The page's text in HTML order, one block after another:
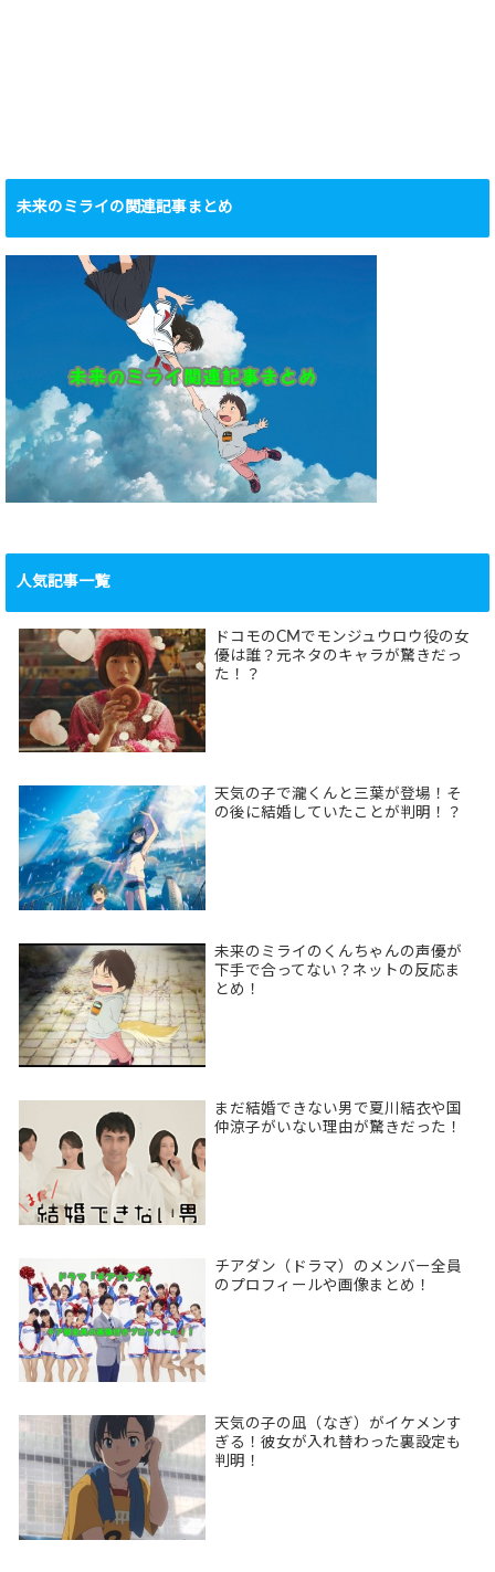
未来のミライの関連記事まとめ
人気記事一覧
ドコモのCMでモンジュウロウ役の女
優は誰？元ネタのキャラが驚きだっ
た！？
天気の子で瀧くんと三葉が登場！そ
の後に結婚していたことが判明！？
未来のミライのくんちゃんの声優が
下手で合ってない？ネットの反応ま
とめ！
まだ結婚できない男で夏川結衣や国
仲涼子がいない理由が驚きだった！
チアダン（ドラマ）のメンバー全員
のプロフィールや画像まとめ！
天気の子の凪（なぎ）がイケメンす
ぎる！彼女が入れ替わった裏設定も
判明！